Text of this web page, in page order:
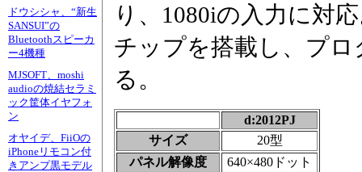
ドウシシャ、“新生
SANSUI”の
Bluetoothスピーカ
ー4機種
MJSOFT、moshi
audioの焼結セラミ
ック筐体イヤフォ
ン
オヤイデ、FiiOの
iPhoneリモコン付
きアンプ黒モデル
り、1080iの入力に対
チップを搭載し、プ
る。
d:2012PJ
サイズ
20型
パネル解像度
640×480ドット